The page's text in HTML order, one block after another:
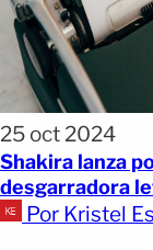
25 oct 2024
Shakira lanza
desgarradora
Por Kristel